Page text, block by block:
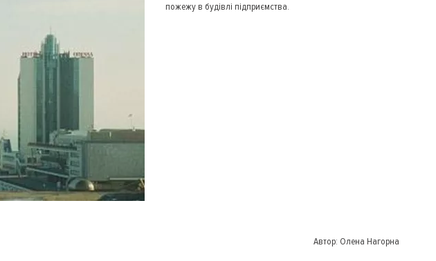
пожежу в будівлі підприємства.
Автор: Олена Нагорна